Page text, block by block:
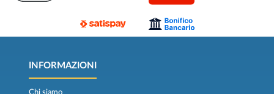
INFORMAZIONI
Chi siamo